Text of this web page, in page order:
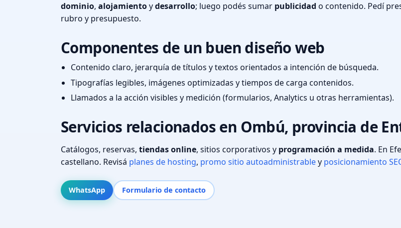
dominio, alojamientoydesarrollo; luego podés sumar publicidad o contenido. Pedí
rubro y presupuesto.
Componentes de un buen diseño web
Contenido claro, jerarquía de títulos y textos orientados a intención de búsqueda.
Tipografías legibles, imágenes optimizadas y tiempos de carga contenidos.
Llamados a la acción visibles y medición (formularios, Analytics u otras herramientas).
Servicios relacionados en Ombú, provincia de
Catálogos, reservas, tiendas online, sitios corporativos y programación a medida. En
castellano. Revisá planes de hosting, promo sitio autoadministrabley posicionamiento
WhatsApp Formulario de contacto